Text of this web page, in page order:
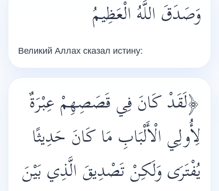
وَصَدَقَ اللَّهُ الْعَظِيمُ
Великий Аллах сказал истину:
﴿لَقَدْ كَانَ فِي قَصَصِهِمْ عِبْرَةٌ
لِأُولِي الْأَلْبَابِ مَا كَانَ حَدِيثًا
يُفْتَرَى وَلَكِنْ تَصْدِيقَ الَّذِي بَيْنَ